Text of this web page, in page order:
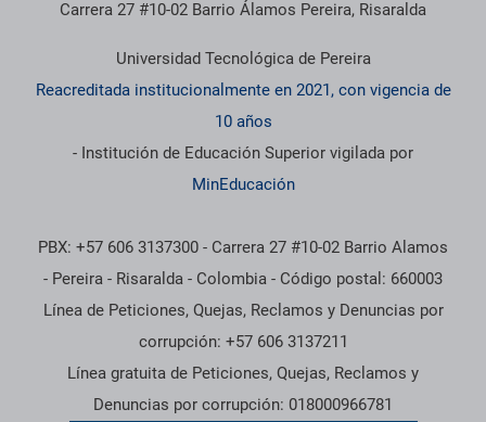
Carrera 27 #10-02 Barrio Álamos Pereira, Risaralda
Universidad Tecnológica de Pereira
Reacreditada institucionalmente en 2021, con vigencia de
10 años
- Institución de Educación Superior vigilada por
MinEducación
PBX: +57 606 3137300 - Carrera 27 #10-02 Barrio Alamos
- Pereira - Risaralda - Colombia - Código postal: 660003
Línea de Peticiones, Quejas, Reclamos y Denuncias por
corrupción: +57 606 3137211
Línea gratuita de Peticiones, Quejas, Reclamos y
Denuncias por corrupción: 018000966781